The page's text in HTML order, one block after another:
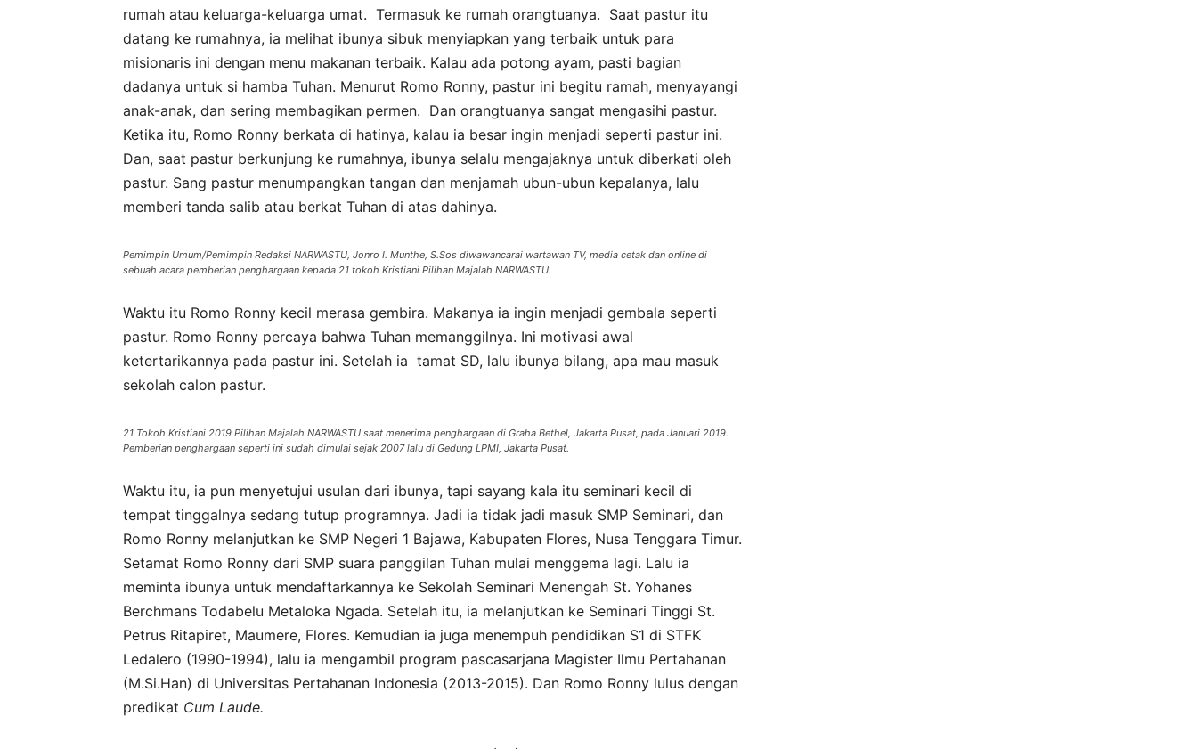
rumah atau keluarga-keluarga umat. Termasuk ke rumah orangtuanya. Saat pastur itu
datang ke rumahnya, ia melihat ibunya sibuk menyiapkan yang terbaik untuk para
misionaris ini dengan menu makanan terbaik. Kalau ada potong ayam, pasti bagian
dadanya untuk si hamba Tuhan. Menurut Romo Ronny, pastur ini begitu ramah, menyayangi
anak-anak, dan sering membagikan permen. Dan orangtuanya sangat mengasihi pastur.
Ketika itu, Romo Ronny berkata di hatinya, kalau ia besar ingin menjadi seperti pastur ini.
Dan, saat pastur berkunjung ke rumahnya, ibunya selalu mengajaknya untuk diberkati oleh
pastur. Sang pastur menumpangkan tangan dan menjamah ubun-ubun kepalanya, lalu
memberi tanda salib atau berkat Tuhan di atas dahinya.
Pemimpin Umum/Pemimpin Redaksi NARWASTU, Jonro I. Munthe, S.Sos diwawancarai wartawan TV, media cetak dan online di
sebuah acara pemberian penghargaan kepada 21 tokoh Kristiani Pilihan Majalah NARWASTU.
Waktu itu Romo Ronny kecil merasa gembira. Makanya ia ingin menjadi gembala seperti
pastur. Romo Ronny percaya bahwa Tuhan memanggilnya. Ini motivasi awal
ketertarikannya pada pastur ini. Setelah ia tamat SD, lalu ibunya bilang, apa mau masuk
sekolah calon pastur.
21 Tokoh Kristiani 2019 Pilihan Majalah NARWASTU saat menerima penghargaan di Graha Bethel, Jakarta Pusat, pada Januari 2019.
Pemberian penghargaan seperti ini sudah dimulai sejak 2007 lalu di Gedung LPMI, Jakarta Pusat.
Waktu itu, ia pun menyetujui usulan dari ibunya, tapi sayang kala itu seminari kecil di
tempat tinggalnya sedang tutup programnya. Jadi ia tidak jadi masuk SMP Seminari, dan
Romo Ronny melanjutkan ke SMP Negeri 1 Bajawa, Kabupaten Flores, Nusa Tenggara Timur.
Setamat Romo Ronny dari SMP suara panggilan Tuhan mulai menggema lagi. Lalu ia
meminta ibunya untuk mendaftarkannya ke Sekolah Seminari Menengah St. Yohanes
Berchmans Todabelu Metaloka Ngada. Setelah itu, ia melanjutkan ke Seminari Tinggi St.
Petrus Ritapiret, Maumere, Flores. Kemudian ia juga menempuh pendidikan S1 di STFK
Ledalero (1990-1994), lalu ia mengambil program pascasarjana Magister Ilmu Pertahanan
(M.Si.Han) di Universitas Pertahanan Indonesia (2013-2015). Dan Romo Ronny lulus dengan
predikat Cum Laude.